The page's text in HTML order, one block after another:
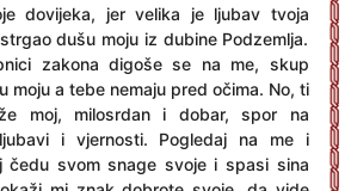
dovijeka, jer velika je ljubav tvoja
dušu moju iz dubine Podzemlja.
zakona digoše se na me, skup
moju a tebe nemaju pred očima. No, ti
moj, milosrdan i dobar, spor na
i vjernosti. Pogledaj na me i
čedu svom snage svoje i spasi sina